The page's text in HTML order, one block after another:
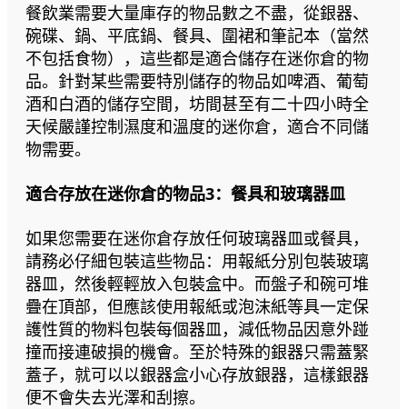
餐飲業需要大量庫存的物品數之不盡，從銀器、
碗碟、鍋、平底鍋、餐具、圍裙和筆記本（當然
不包括食物），這些都是適合儲存在迷你倉的物
品。針對某些需要特別儲存的物品如啤酒、葡萄
酒和白酒的儲存空間，坊間甚至有二十四小時全
天候嚴謹控制濕度和溫度的迷你倉，適合不同儲
物需要。
適合存放在迷你倉的物品3：餐具和玻璃器皿
如果您需要在迷你倉存放任何玻璃器皿或餐具，
請務必仔細包裝這些物品：用報紙分別包裝玻璃
器皿，然後輕輕放入包裝盒中。而盤子和碗可堆
疊在頂部，但應該使用報紙或泡沫紙等具一定保
護性質的物料包裝每個器皿，減低物品因意外踫
撞而接連破損的機會。至於特殊的銀器只需蓋緊
蓋子，就可以以銀器盒小心存放銀器，這樣銀器
便不會失去光澤和刮擦。